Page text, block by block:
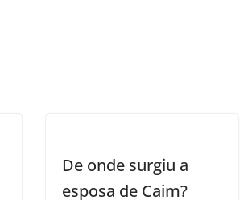
De onde surgiu a
esposa de Caim?